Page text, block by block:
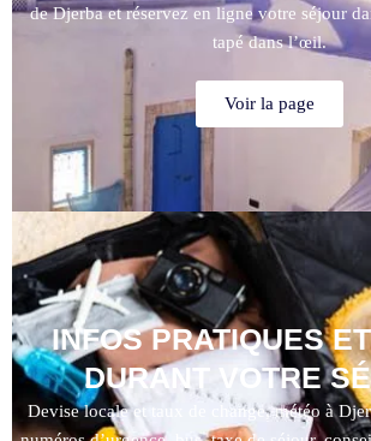
de Djerba et réservez en ligne votre séjour
tapé dans l’œil.
Voir la page
INFOS PRATIQUES
DURANT VOTRE
Devise locale et taux de change, météo à